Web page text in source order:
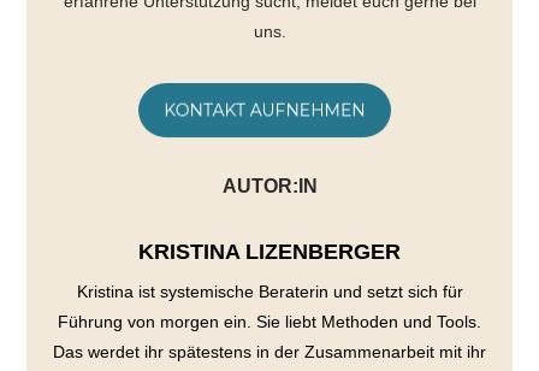
uns.
AUTOR:IN
KRISTINA LIZENBERGER
Kristina ist systemische Beraterin und setzt sich für
Führung von morgen ein. Sie liebt Methoden und Tools.
Das werdet ihr spätestens in der Zusammenarbeit mit ihr